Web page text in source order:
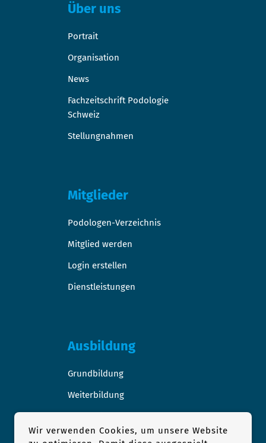
Über uns
Portrait
Organisation
News
Fachzeitschrift Podologie
Schweiz
Stellungnahmen
Mitglieder
Podologen-Verzeichnis
Mitglied werden
Login erstellen
Dienstleistungen
Ausbildung
Grundbildung
Weiterbildung
Wir verwenden Cookies, um unsere Website